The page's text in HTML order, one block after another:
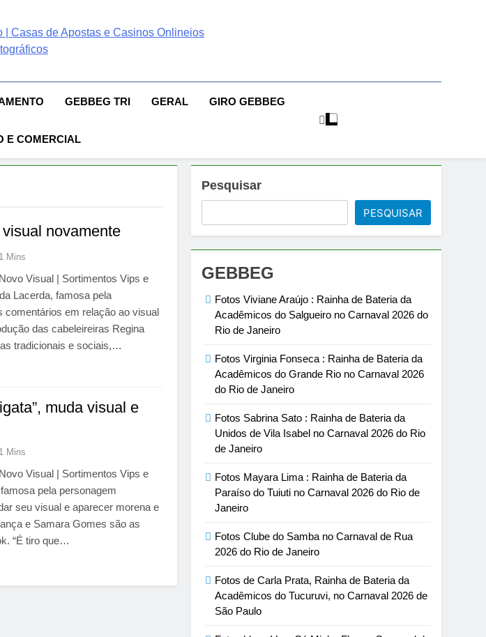
Sensual | Sexo | Casas De
Onlineios Fotográficos
Brasileiras Sexy Gebbeg People! Musas Brasileiras Sensual
GEBBEG TRI GERAL GIRO GEBBEG
E COMERCIAL
novamente
1 Mins
Visual | Sortimentos Vips e
Lacerda, famosa pela
comentários em relação ao visual
das cabeleireiras Regina
tradicionais e sociais,…
muda visual e
1 Mins
Visual | Sortimentos Vips e
pela personagem
seu visual e aparecer morena e
e Samara Gomes são as
“É tiro que…
Pesquisar
PESQUISAR
GEBBEG
Fotos Viviane Araújo : Rainha de Bateria da
Acadêmicos do Salgueiro no Carnaval 2026 do
Rio de Janeiro
Fotos Virginia Fonseca : Rainha de Bateria da
Acadêmicos do Grande Rio no Carnaval 2026
do Rio de Janeiro
Fotos Sabrina Sato : Rainha de Bateria da
Unidos de Vila Isabel no Carnaval 2026 do Rio
de Janeiro
Fotos Mayara Lima : Rainha de Bateria da
Paraíso do Tuiuti no Carnaval 2026 do Rio de
Janeiro
Fotos Clube do Samba no Carnaval de Rua
2026 do Rio de Janeiro
Fotos de Carla Prata, Rainha de Bateria da
Acadêmicos do Tucuruvi, no Carnaval 2026 de
São Paulo